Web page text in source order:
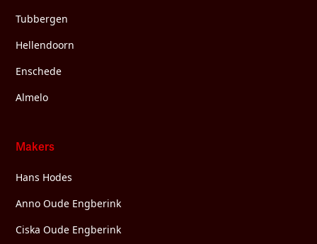
Tubbergen
Hellendoorn
Enschede
Almelo
Makers
Hans Hodes
Anno Oude Engberink
Ciska Oude Engberink